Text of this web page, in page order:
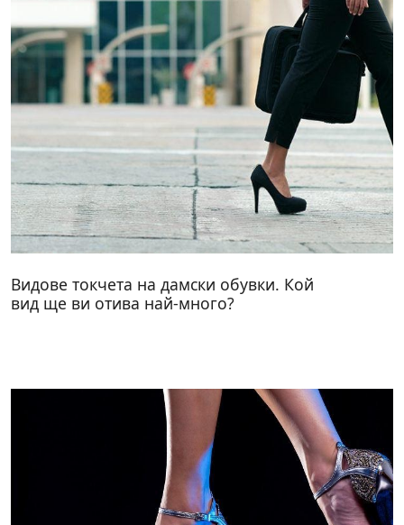
Видове токчета на дамски обувки. Кой
вид ще ви отива най-много?